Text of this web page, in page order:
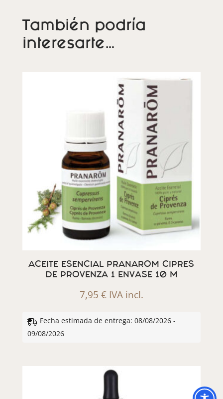
También podría
interesarte…
ACEITE ESENCIAL PRANAROM CIPRES
DE PROVENZA 1 ENVASE 10 M
7,95 € IVA incl.
Fecha estimada de entrega: 08/08/2026 -
09/08/2026